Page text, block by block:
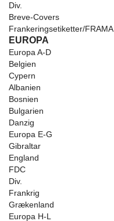
Div.
Breve-Covers
Frankeringsetiketter/FRAMA
EUROPA
Europa A-D
Belgien
Cypern
Albanien
Bosnien
Bulgarien
Danzig
Europa E-G
Gibraltar
England
FDC
Div.
Frankrig
Grækenland
Europa H-L